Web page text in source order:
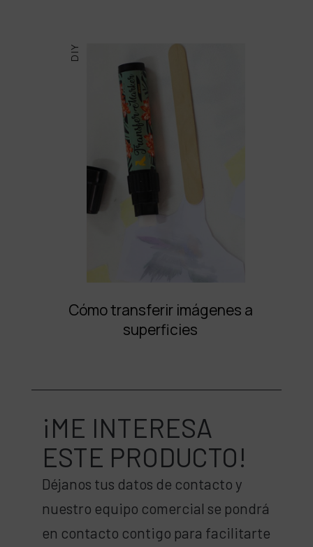
DIY
Cómo transferir imágenes a
superficies
¡ME INTERESA
ESTE PRODUCTO!
Déjanos tus datos de contacto y
nuestro equipo comercial se pondrá
en contacto contigo para facilitarte